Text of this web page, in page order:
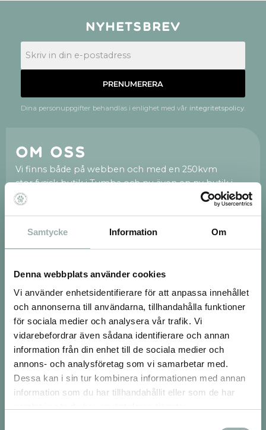
Samtycke Information Om
Denna webbplats använder cookies
Vi använder enhetsidentifierare för att anpassa innehållet
och annonserna till användarna, tillhandahålla funktioner
för sociala medier och analysera vår trafik. Vi
vidarebefordrar även sådana identifierare och annan
information från din enhet till de sociala medier och
annons- och analysföretag som vi samarbetar med.
Dessa kan i sin tur kombinera informationen med annan
information som du har tillhandahållit eller som de har
Nyhetsbrev
PRENUMERERA
Dina personuppgifter behandlas i enlighet med vår integritetspolicy.
Om oss
Vi finns både på webben och med en 250kvm
stor fysisk butik i Tumba och nu även en ny butik i
Huddinge Centrum.
ett svenskt företag. Vi är tacksamma för varenda en
av er! Vi på Djurbutiken.se brinner för att hjälpa dig
djurvänner med många års erfarenhet.
Varmt välkommen till oss!
Besök oss
Vår fysiska butik ligger i Tumba på
Bergfotsvägen 5 147 33 Tumba
Nu hittar du oss även i Huddinge Centrum på
Sjödalsvägen 1614 147 Huddinge